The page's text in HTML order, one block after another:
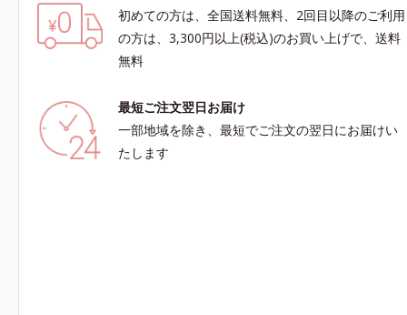
初めての方は、全国送料無料、2回目以降のご利用
の方は、3,300円以上(税込)のお買い上げで、送料
無料
最短ご注文翌日お届け
一部地域を除き、最短でご注文の翌日にお届けい
たします